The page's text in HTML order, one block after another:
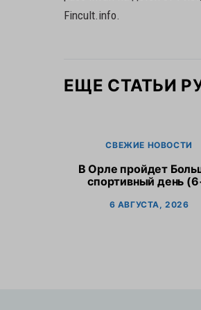
Fincult.info.
ЕЩЕ СТАТЬИ
СВЕЖИЕ НОВОСТИ
В Орле пройдет
спортивный день
6 АВГУСТА, 2026